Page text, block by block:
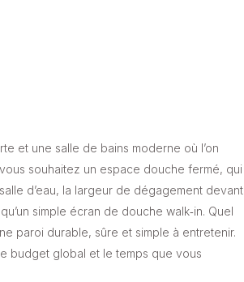
et une salle de bains moderne où l’on
souhaitez un espace douche fermé, qui
d’eau, la largeur de dégagement devant
simple écran de douche walk‑in. Quel
paroi durable, sûre et simple à entretenir.
budget global et le temps que vous